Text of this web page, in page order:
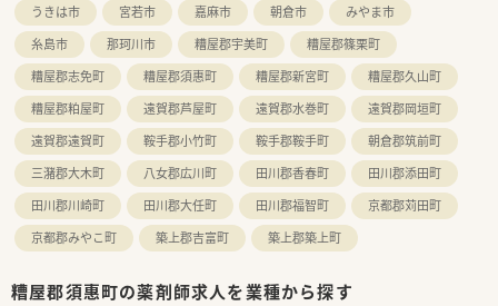
うきは市
宮若市 嘉麻市 朝倉市
みやま市
糸島市
那珂川市 糟屋郡宇美町
糟屋郡篠栗町
糟屋郡志免町
糟屋郡須惠町 糟屋郡新宮町
糟屋郡久山町
糟屋郡粕屋町
遠賀郡芦屋町 遠賀郡水巻町
遠賀郡岡垣町
遠賀郡遠賀町
鞍手郡小竹町 鞍手郡鞍手町
朝倉郡筑前町
三潴郡大木町
八女郡広川町 田川郡香春町
田川郡添田町
田川郡川崎町
田川郡大任町 田川郡福智町
京都郡苅田町
京都郡みやこ町
築上郡吉富町 築上郡築上町
糟屋郡須惠町の薬剤師求人を業種から探す